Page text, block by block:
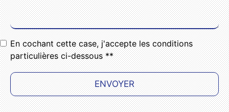
En cochant cette case, j'accepte les conditions
particulières ci-dessous **
ENVOYER